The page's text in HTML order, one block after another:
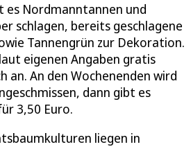
es Nordmanntannen und
schlagen, bereits geschlagene
Tannengrün zur Dekoration.
eigenen Angaben gratis
an. An den Wochenenden wird
dann gibt es
3,50 Euro.
liegen in